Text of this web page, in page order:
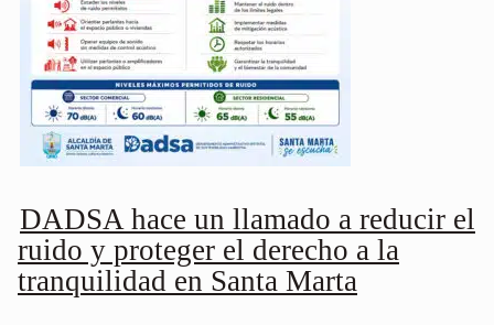
DADSA hace un llamado a reducir el
ruido y proteger el derecho a la
tranquilidad en Santa Marta